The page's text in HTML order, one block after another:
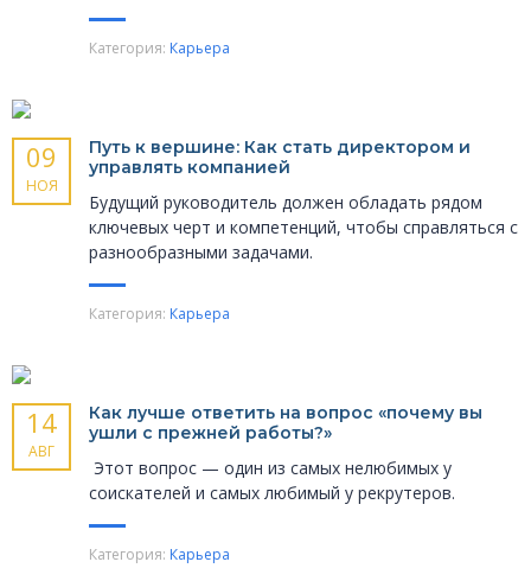
Категория: Карьера
09
НОЯ
Путь к вершине: Как стать директором и
управлять компанией
Будущий руководитель должен обладать рядом
ключевых черт и компетенций, чтобы справляться с
разнообразными задачами.
Категория: Карьера
14
АВГ
Как лучше ответить на вопрос «почему вы
ушли с прежней работы?»
Этот вопрос — один из самых нелюбимых у
соискателей и самых любимый у рекрутеров.
Категория: Карьера